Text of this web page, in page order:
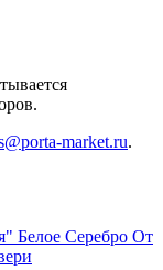
market.ru.
Белое Серебро От